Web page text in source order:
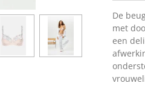
De
met
een